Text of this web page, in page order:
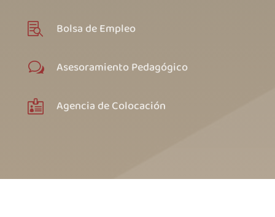
 Bolsa de Empleo
w Asesoramiento Pedagógico
 Agencia de Colocación